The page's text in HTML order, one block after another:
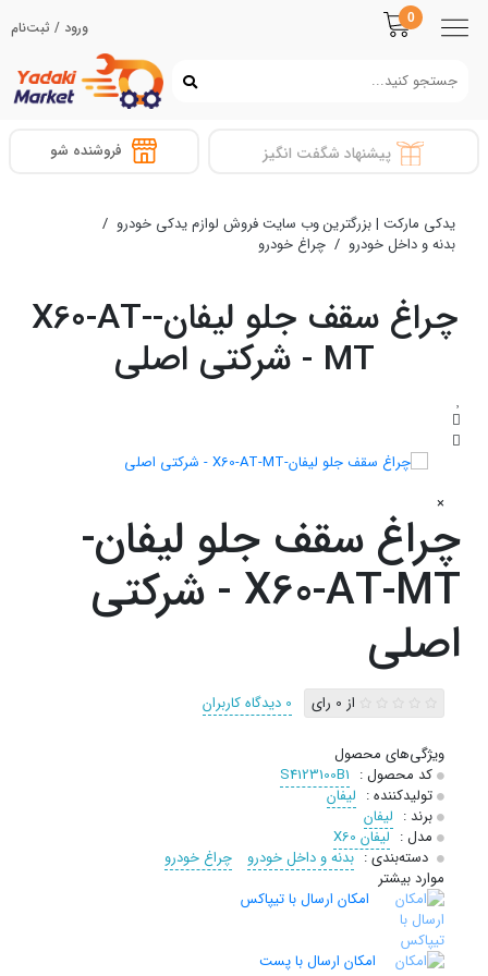
0 ورود / ثبت‌نام
پیشنهاد شگفت انگیز فروشنده شو
یدکی مارکت | بزرگترین وب سایت فروش لوازم یدکی خودرو /
بدنه و داخل خودرو / چراغ خودرو
چراغ سقف جلو لیفان-X60-AT-
MT - شرکتی اصلی
×
چراغ سقف جلو لیفان-
X60-AT-MT - شرکتی
اصلی
از 0 رای 0 دیدگاه کاربران
ویژگی‌های محصول
کد محصول : S4123100B1
تولیدکننده : لیفان
برند : لیفان
مدل : لیفان X60
دسته‌بندی : بدنه و داخل خودرو
چراغ خودرو
موارد بیشتر
امکان ارسال با تیپاکس
امکان ارسال با پست